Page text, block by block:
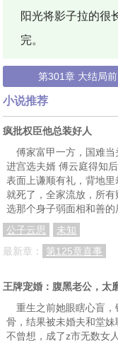
阳光将影子拉的很
完。
第301章 大结局前
小说推荐
疯批权臣他总装好人
傅家富甲一方，国难
进宫选夫婿 傅云庭得知
表面上谦顺有礼，背地
就死了，全家流放，所有
选那个身子弱面相和善的
公子云思
未知
最新章：
第125章喜事
王牌宠婚：腹黑老公，太
重生之前她眼瞎心盲
骨，结果被未婚夫和堂
不曾想，成了z市无数女